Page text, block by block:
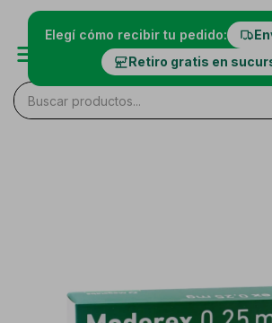
Elegí cómo recibir tu pedido:
Retiro gratis en